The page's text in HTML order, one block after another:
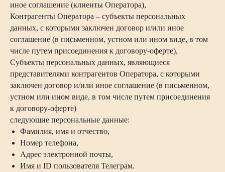
иное соглашение (клиенты Оператора),
Контрагенты Оператора – субъекты персональных
данных, с которыми заключен договор и/или иное
соглашение (в письменном, устном или ином виде, в том
числе путем присоединения к договору-оферте),
Субъекты персональных данных, являющиеся
представителями контрагентов Оператора, с которыми
заключен договор и/или иное соглашение (в письменном,
устном или ином виде, в том числе путем присоединения
к договору-оферте)
следующие персональные данные:
Фамилия, имя и отчество,
Номер телефона,
Адрес электронной почты,
Имя и ID пользователя Телеграм.